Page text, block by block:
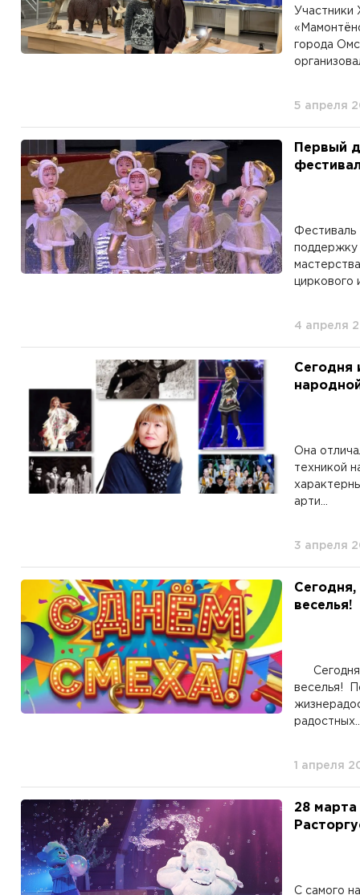
Участники
города
5 апреля
Первый
Фестиваль
поддержку
циркового
4 апреля
Сегодня
Она
техникой
арти...
3 апреля
Сегодня,
веселья!
Сегодня,
веселья!
1 апреля
28
С самого